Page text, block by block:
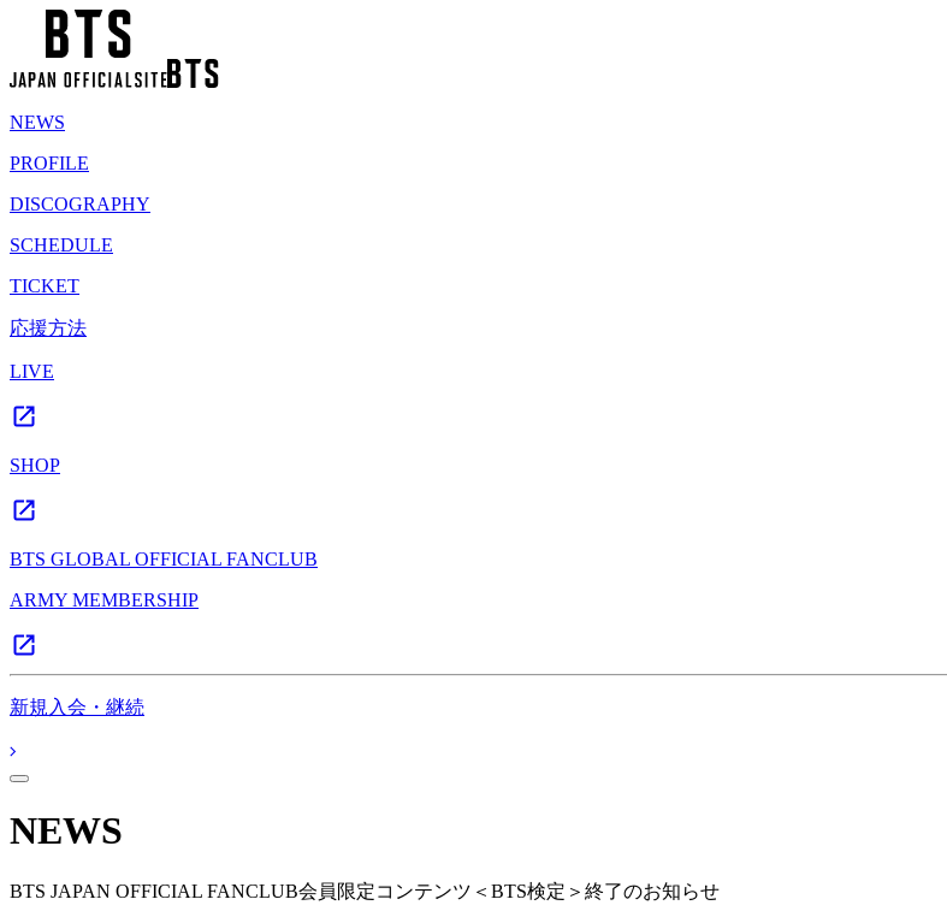
NEWS
PROFILE
DISCOGRAPHY
SCHEDULE
TICKET
応援方法
LIVE
SHOP
BTS GLOBAL OFFICIAL FANCLUB
ARMY MEMBERSHIP
新規入会・継続
NEWS
BTS JAPAN OFFICIAL FANCLUB会員限定コンテンツ＜BTS検定＞終了のお知らせ